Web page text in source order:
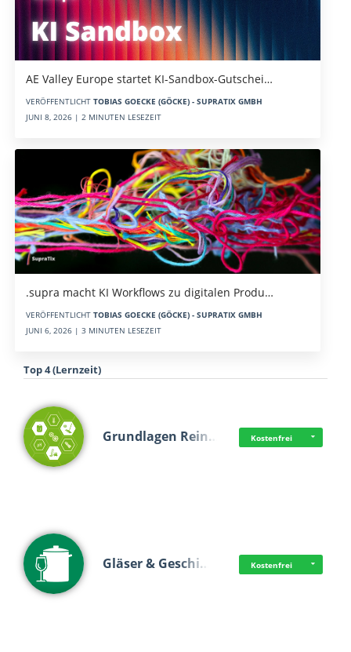
AE Valley Europe startet KI-Sandbox-Gutschei…
VERÖFFENTLICHT TOBIAS GOECKE (GÖCKE) - SUPRATIX GMBH
JUNI 8, 2026 | 2 MINUTEN LESEZEIT
.supra macht KI Workflows zu digitalen Produ…
VERÖFFENTLICHT TOBIAS GOECKE (GÖCKE) - SUPRATIX GMBH
JUNI 6, 2026 | 3 MINUTEN LESEZEIT
Top 4 (Lernzeit)
Grundlagen Rein… Kostenfrei
Gläser & Geschi… Kostenfrei